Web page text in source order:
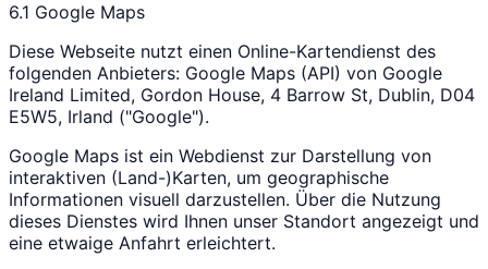
6.1 Google Maps
Diese Webseite nutzt einen Online-Kartendienst des
folgenden Anbieters: Google Maps (API) von Google
Ireland Limited, Gordon House, 4 Barrow St, Dublin, D04
E5W5, Irland ("Google").
Google Maps ist ein Webdienst zur Darstellung von
interaktiven (Land-)Karten, um geographische
Informationen visuell darzustellen. Über die Nutzung
dieses Dienstes wird Ihnen unser Standort angezeigt und
eine etwaige Anfahrt erleichtert.